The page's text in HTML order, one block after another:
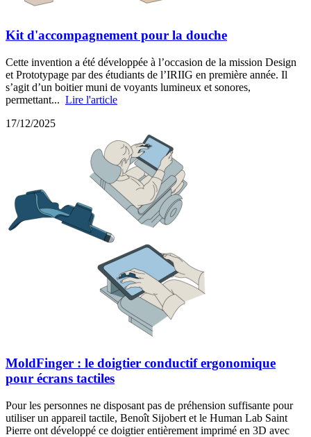
Kit d'accompagnement pour la douche
Cette invention a été développée à l’occasion de la mission Design
et Prototypage par des étudiants de l’IRIIG en première année. Il
s’agit d’un boitier muni de voyants lumineux et sonores,
permettant... Lire l'article
17/12/2025
MoldFinger : le doigtier conductif ergonomique
pour écrans tactiles
Pour les personnes ne disposant pas de préhension suffisante pour
utiliser un appareil tactile, Benoît Sijobert et le Human Lab Saint
Pierre ont développé ce doigtier entièrement imprimé en 3D avec